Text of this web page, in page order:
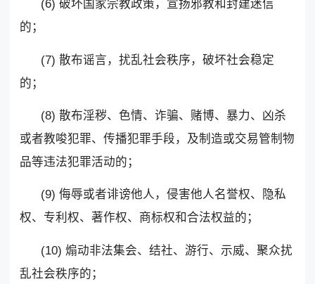
(6) 破坏国家宗教政策，宣扬邪教和封建迷信
的；
(7) 散布谣言，扰乱社会秩序，破坏社会稳定
的；
(8) 散布淫秽、色情、诈骗、赌博、暴力、凶杀
或者教唆犯罪、传播犯罪手段，及制造或交易管制物
品等违法犯罪活动的；
(9) 侮辱或者诽谤他人，侵害他人名誉权、隐私
权、专利权、著作权、商标权和合法权益的；
(10) 煽动非法集会、结社、游行、示威、聚众扰
乱社会秩序的；